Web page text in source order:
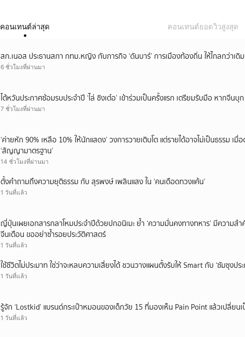
คอนเทนต์ล่าสุด คอนเทนต์ยอดวิวสูงสุด
สก.เนอส ประธานสภา กทม.หญิง กับภารกิจ ‘ดันบาร์’ การเมืองท้องถิ่น ให้ไกลกว่าเดิม
6 ชั่วโมงที่ผ่านมา
ไต้หวันประกาศซ้อมรบประจำปี ‘ไล่ ชิงเต๋อ’ เข้าร่วมเป็นครั้งแรก เตรียมรับมือ หากจีนบุก
7 ชั่วโมงที่ผ่านมา
‘ค่ายหัก 90% เหลือ 10% ให้นักแสดง’ วงการวายเติบโต แต่รายได้อาจไม่เป็นธรรม เมื่
‘สัญญามาตรฐาน’
14 ชั่วโมงที่ผ่านมา
ตั้งคำถามถึงความยุติธรรม กับ สุรพงษ์ เพลินแสง ใน ‘คนเดือดทวงแค้น’
1 วันที่แล้ว
ญี่ปุ่นเผยเอกสารกลาโหมประจำปีด้วยปกอนิเมะ ย้ำ ‘ความมั่นคงทางทหาร’ มีความ
จีนเตือน ขออย่าซ้ำรอยประวัติศาสตร์
1 วันที่แล้ว
ใช้ชีวิตไม่ประมาท ใช่ว่าจะหลบความเสี่ยงได้ ชวนวางแผนตั้งรับให้ Smart กับ ‘ซัมซุงปร
1 วันที่แล้ว
รู้จัก ‘Lostkid’ แบรนด์กระเป๋าหมอนของเด็กวัย 15 ที่มองเห็น Pain Point แล้วเปลี่ยน
1 วันที่แล้ว